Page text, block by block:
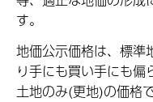
す。
地価公示価格は、標準
り手にも買い手にも偏
土地のみ(更地)の価格で